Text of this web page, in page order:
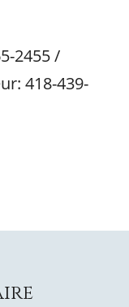
2455 /
418-439-